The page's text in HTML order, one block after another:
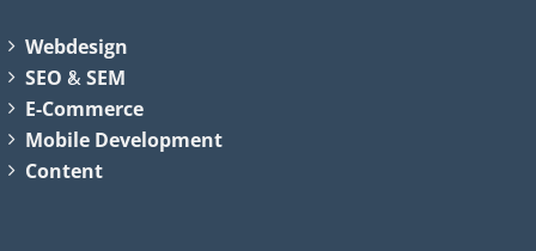
Webdesign
SEO &SEM
E-Commerce
Mobile Development
Content